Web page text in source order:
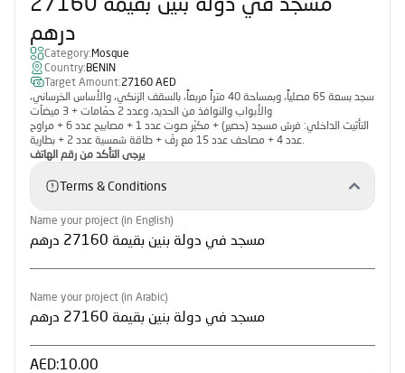
درهم
Category:Mosque
Country:BENIN
Target Amount:27160 AED
سجد بسعة 65 مصلياً، وبمساحة 40 متراً مربعاً، بالسقف الزنكي، والأساس الخرساني،
والأبواب والنوافذ من الحديد، وعدد 2 حمّامات + 3 ميضآت
التأثيث الداخلي: فرش مسجد (حصير) + مكبّر صوت عدد 1 + مصابيح عدد 6 + مراوح
عدد 4 + مصاحف عدد 15 مع رفّ + طاقة شمسية عدد 2 + بطارية.
يرجى التأكد من رقم الهاتف
Terms & Conditions
Name your project (in English)
Name your project (in Arabic)
AED: